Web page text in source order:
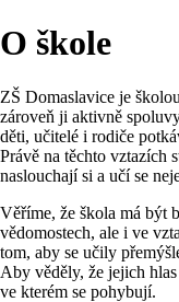
O škole
ZŠ Domaslavice je
zároveň ji aktivně
děti, učitelé i rodiče
Právě na těchto vztazích
naslouchají si a učí se
Věříme, že škola má být
vědomostech, ale i ve
tom, aby se učily
Aby věděly, že jejich
ve kterém se pohybují.